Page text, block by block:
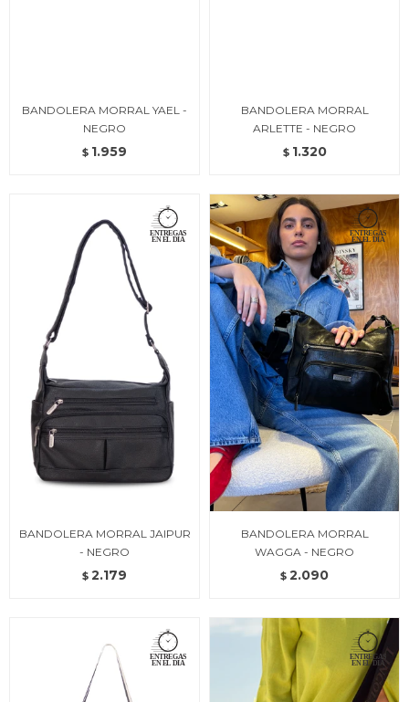
BANDOLERA MORRAL YAEL -
NEGRO
$ 1.959
BANDOLERA MORRAL
ARLETTE - NEGRO
$ 1.320
BANDOLERA MORRAL JAIPUR
- NEGRO
$ 2.179
BANDOLERA MORRAL
WAGGA - NEGRO
$ 2.090